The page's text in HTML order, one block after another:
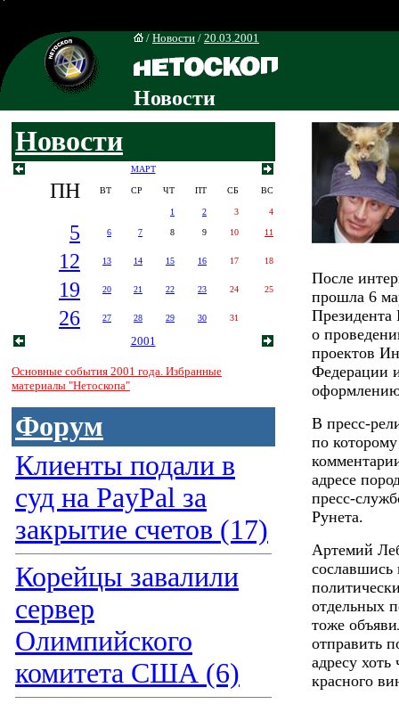
/ Новости / 20.03.2001
Новости
Новости
МАРТ
ПН ВТ СР ЧТ ПТ СБ ВС
1 2 3 4
5 6 7 8 9 10 11
12 13 14 15 16 17 18
19 20 21 22 23 24 25
26 27 28 29 30 31
2001
Основные события 2001 года. Избранные
материалы "Нетоскопа"
Форум
Клиенты подали в
суд на PayPal за
закрытие счетов (17)
Корейцы завалили
сервер
Олимпийского
комитета США (6)
После
прошла 6
Президента
о
проектов
Федерации
В пресс-
по
адресе
пресс-
Рунета.
Артемий
сославшись
отдельных
тоже
отправить
адресу
красного